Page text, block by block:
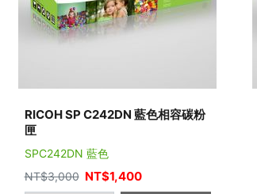
RICOH SP C242DN 藍色相容碳粉
匣
SPC242DN 藍色
NT$3,000 NT$1,400